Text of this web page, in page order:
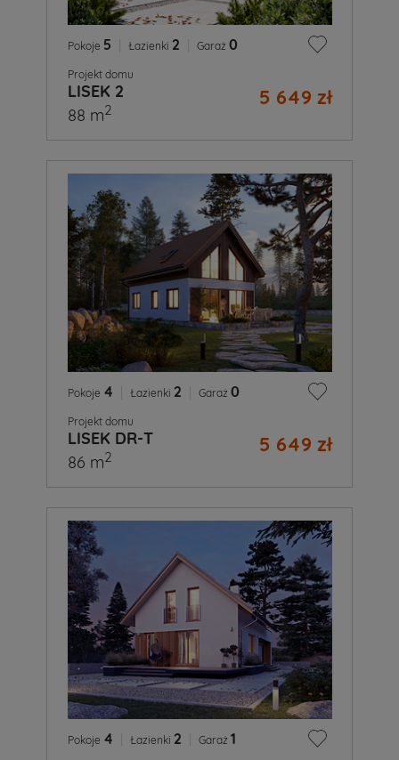
Pokoje 5 Łazienki 2 Garaż 0
Projekt domu
LISEK 2 5 649 zł
88 m2
Pokoje 4 Łazienki 2 Garaż 0
Projekt domu
LISEK DR-T 5 649 zł
86 m2
Pokoje 4 Łazienki 2 Garaż 1